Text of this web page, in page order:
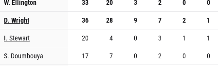
W. Ellington
33 20 3 2 0
0
D. Wright
36 28 9 7 2
1
I. Stewart
20 4 0 3 1
1
S. Doumbouya
17 7 0 2 0
0